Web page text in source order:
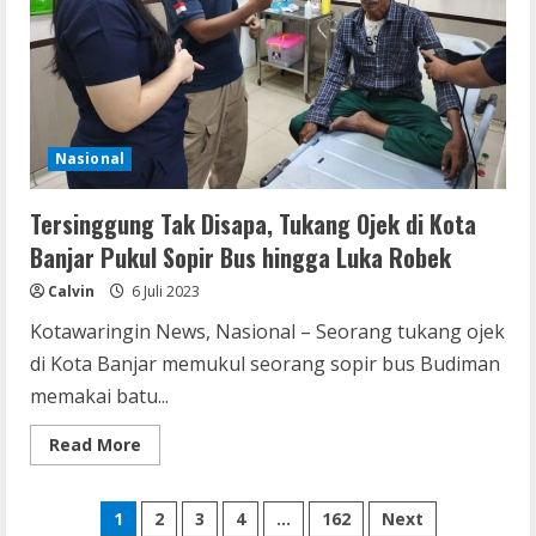
Banjar
Nasional
Tersinggung Tak Disapa, Tukang Ojek di Kota
Banjar Pukul Sopir Bus hingga Luka Robek
Calvin 6 Juli 2023
Kotawaringin News, Nasional – Seorang tukang ojek
di Kota Banjar memukul seorang sopir bus Budiman
memakai batu...
Read More
more
Tak
Disapa,
Paginasi
1 2 3 4 … 162 Next